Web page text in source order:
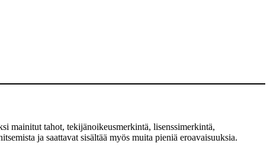
mainitut tahot, tekijänoikeusmerkintä, lisenssimerkintä,
ja saattavat sisältää myös muita pieniä eroavaisuuksia.